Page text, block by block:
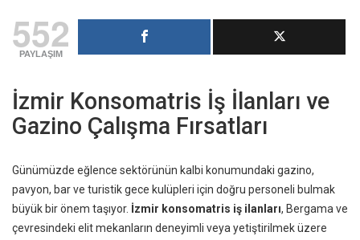
552
PAYLAŞIM
İzmir Konsomatris İş İlanları ve
Gazino Çalışma Fırsatları
Günümüzde eğlence sektörünün kalbi konumundaki gazino,
pavyon, bar ve turistik gece kulüpleri için doğru personeli bulmak
büyük bir önem taşıyor. İzmir konsomatris iş ilanları, Bergama ve
çevresindeki elit mekanların deneyimli veya yetiştirilmek üzere